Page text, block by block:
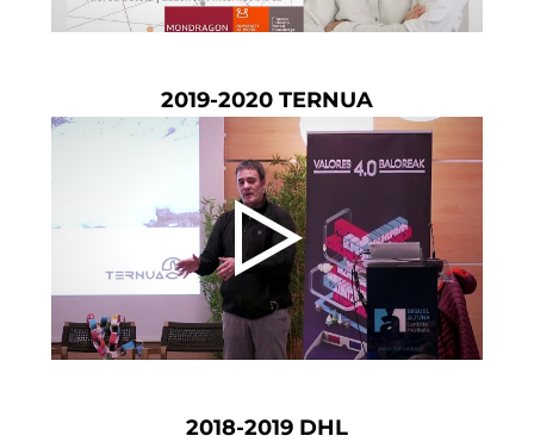
2019-2020 TERNUA
2018-2019 DHL